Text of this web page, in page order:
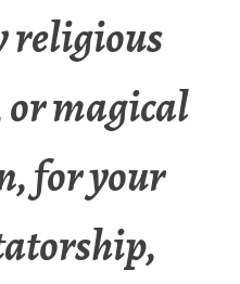
religious
magical
for your